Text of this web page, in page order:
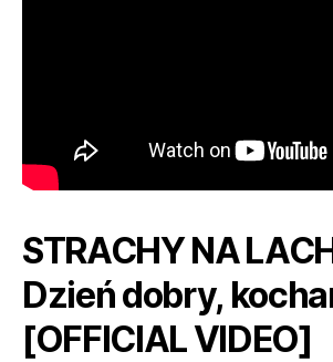
STRACHY NA
Dzień dobry,
[OFFICIAL VIDEO]